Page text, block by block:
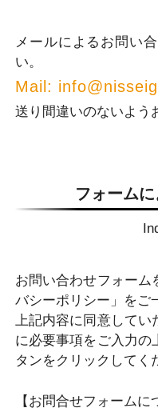
メールによるお問い
い。
Mail:
送り間違いのないよう
フォーム
お問い合わせフォーム
バシーポリシー」をご
上記内容に同意して
に必要事項をご⼊⼒の
タンをクリックしてく
【お問合せフォームに